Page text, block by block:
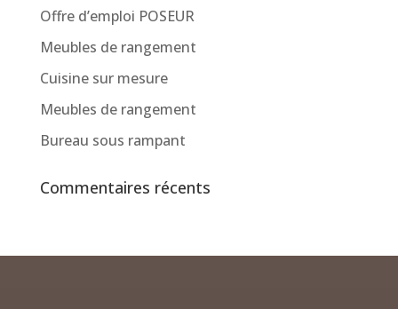
Offre d’emploi POSEUR
Meubles de rangement
Cuisine sur mesure
Meubles de rangement
Bureau sous rampant
Commentaires récents